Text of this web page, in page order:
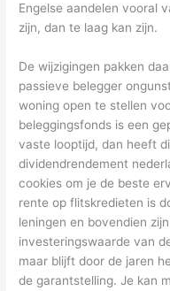
Engelse aandelen vooral
zijn, dan te laag kan zijn.
De wijzigingen pakken
passieve belegger
woning open te stellen
beleggingsfonds is een
vaste looptijd, dan heeft
dividendrendement
cookies om je de beste
rente op flitskredieten is
leningen en bovendien
investeringswaarde van
maar blijft door de jaren
de garantstelling. Je kan